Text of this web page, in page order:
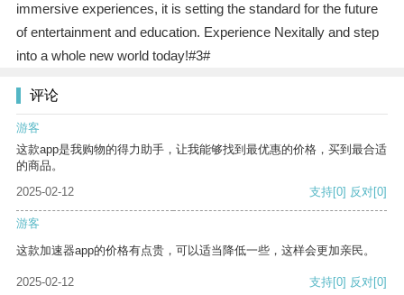
immersive experiences, it is setting the standard for the future
of entertainment and education. Experience Nexitally and step
into a whole new world today!#3#
评论
游客
这款app是我购物的得力助手，让我能够找到最优惠的价格，买到最合适
的商品。
2025-02-12
支持[0] 反对[0]
游客
这款加速器app的价格有点贵，可以适当降低一些，这样会更加亲民。
2025-02-12 支持[0] 反对[0]